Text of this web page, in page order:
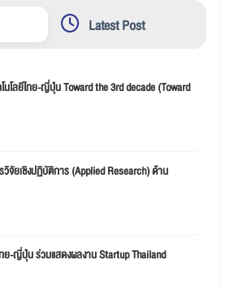
Latest Post
โลยีไทย-ญี่ปุ่น Toward the 3rd decade (Toward
วิจัยเชิงปฏิบัติการ (Applied Research) ด้าน
ย-ญี่ปุ่น ร่วมแสดงผลงาน Startup Thailand